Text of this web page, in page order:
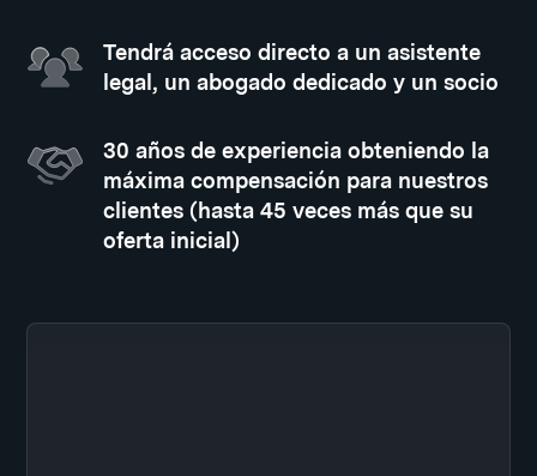
Tendrá acceso directo a un asistente
legal, un abogado dedicado y un socio
30 años de experiencia obteniendo la
máxima compensación para nuestros
clientes (hasta 45 veces más que su
oferta inicial)